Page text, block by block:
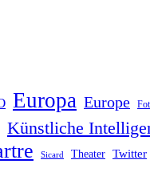
Europa Europe
Künstliche
Sicard Theater Twitter